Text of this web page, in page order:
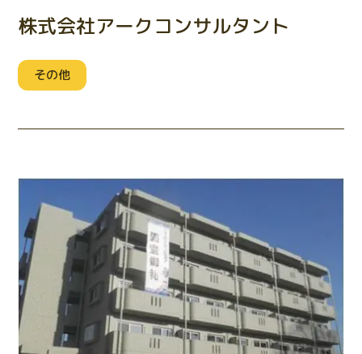
株式会社アークコンサルタント
その他